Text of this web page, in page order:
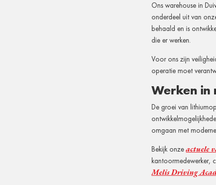
Ons warehouse in
onderdeel uit van
behaald en is
die er werken.
Voor ons zijn
operatie moet
Werken in
De groei van
omgaan met
Bekijk onzeactuele
kantoormedewerker,
Melis Driving